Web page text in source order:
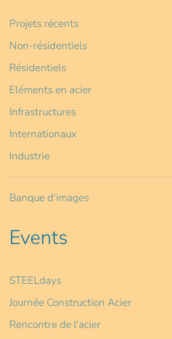
Projets récents
Non-résidentiels
Résidentiels
Eléments en acier
Infrastructures
Internationaux
Industrie
Banque d'images
Events
STEELdays
Journée Construction Acier
Rencontre de l'acier